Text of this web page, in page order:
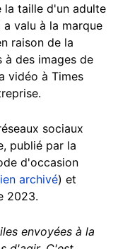
la taille d'un adulte
valu à la marque
raison de la
à des images de
vidéo à Times
sociaux
publié par la
d'occasion
archivé) et
2023.
envoyées à la